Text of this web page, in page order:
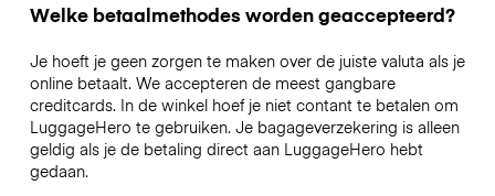
Welke betaalmethodes worden geaccepteerd?
Je hoeft je geen zorgen te maken over de juiste valuta als je
online betaalt. We accepteren de meest gangbare
creditcards. In de winkel hoef je niet contant te betalen om
LuggageHero te gebruiken. Je bagageverzekering is alleen
geldig als je de betaling direct aan LuggageHero hebt
gedaan.